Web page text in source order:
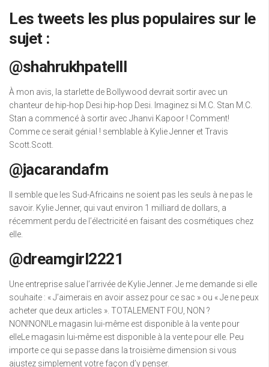
Les tweets les plus populaires sur le
sujet :
@shahrukhpatelll
À mon avis, la starlette de Bollywood devrait sortir avec un
chanteur de hip-hop Desi hip-hop Desi. Imaginez si M.C. Stan M.C.
Stan a commencé à sortir avec Jhanvi Kapoor ! Comment!
Comme ce serait génial ! semblable à Kylie Jenner et Travis
Scott.Scott.
@jacarandafm
Il semble que les Sud-Africains ne soient pas les seuls à ne pas le
savoir. Kylie Jenner, qui vaut environ 1 milliard de dollars, a
récemment perdu de l’électricité en faisant des cosmétiques chez
elle.
@dreamgirl2221
Une entreprise salue l’arrivée de Kylie Jenner. Je me demande si elle
souhaite : « J’aimerais en avoir assez pour ce sac » ou « Je ne peux
acheter que deux articles ». TOTALEMENT FOU, NON ?
NON!NON!Le magasin lui-même est disponible à la vente pour
elleLe magasin lui-même est disponible à la vente pour elle. Peu
importe ce qui se passe dans la troisième dimension si vous
ajustez simplement votre façon d’y penser.